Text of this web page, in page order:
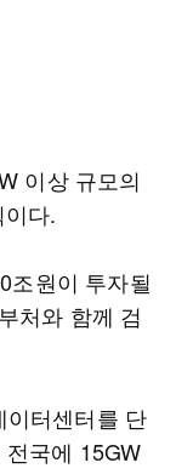
이상 규모의
다.
조원이 투자될
처와 함께 검
터센터를 단
국에 15GW